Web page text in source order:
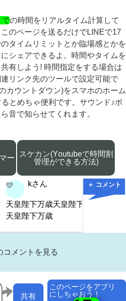
での時間をリアルタイム計算して
このページを送るだけでLINEで17
タイムリミットとか臨場感とかを
シェアできるよ。時間やタイムを
有しよう! 時間指定をする場合は
連リンク先のツールで設定可能で
カウントダウン)をスマホのホーム
とめちゃ便利です。サウンド♪ボ
音で知らせてくれます。
ー
スケカン(Youtubeで時間割
管理ができる方法)
＋ コメント
💛 kさん
天皇陛下万歳天皇陛下万歳
天皇陛下万歳
💛
コメントを見る
このページをアプリ
にしちゃおう！
共有